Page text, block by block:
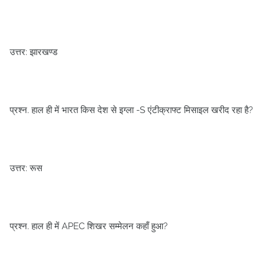
उत्तर: झारखण्ड
प्रश्न. हाल ही में भारत किस देश से इग्ला -S एंटीक्राफ्ट मिसाइल खरीद रहा है?
उत्तर: रूस
प्रश्न. हाल ही में APEC शिखर सम्मेलन कहाँ हुआ?